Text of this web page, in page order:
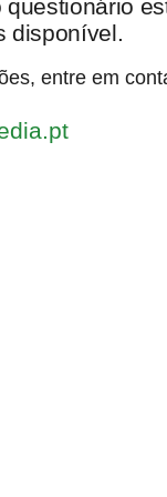
questionário
disponível.
entre em